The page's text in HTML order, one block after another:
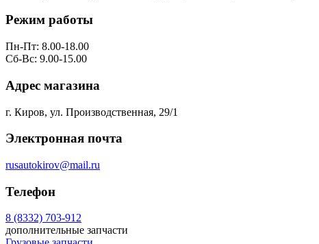
Режим работы
Пн-Пт: 8.00-18.00
Сб-Вс: 9.00-15.00
Адрес магазина
г. Киров, ул. Производственная, 29/1
Электронная почта
rusautokirov@mail.ru
Телефон
8 (8332) 703-912
дополнительные запчасти